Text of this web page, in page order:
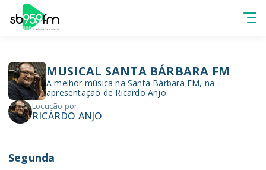
MUSICAL SANTA BÁRBARA FM
A melhor música na Santa Bárbara FM, na
apresentação de Ricardo Anjo.
Locução por:
RICARDO ANJO
Segunda